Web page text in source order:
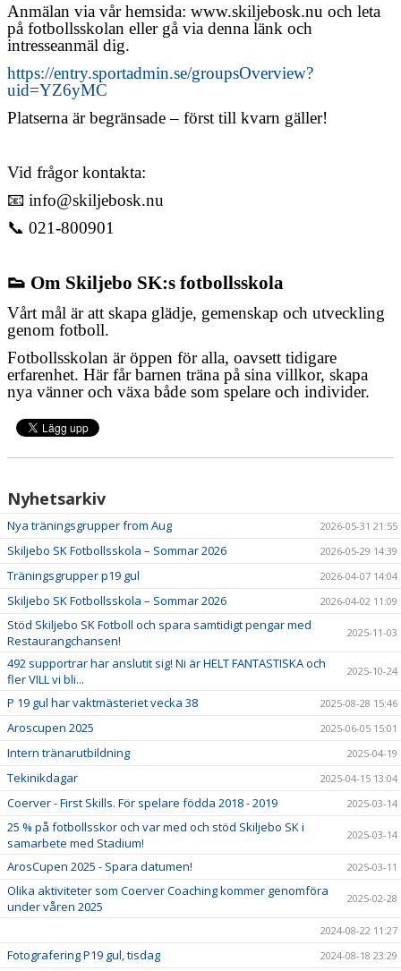
Anmälan via vår hemsida: www.skiljebosk.nu och leta
på fotbollsskolan eller gå via denna länk och
intresseanmäl dig.
https://entry.sportadmin.se/groupsOverview?
uid=YZ6yMC
Platserna är begränsade – först till kvarn gäller!
Vid frågor kontakta:
📧 info@skiljebosk.nu
📞 021-800901
👟 Om Skiljebo SK:s fotbollsskola
Vårt mål är att skapa glädje, gemenskap och utveckling
genom fotboll.
Fotbollsskolan är öppen för alla, oavsett tidigare
erfarenhet. Här får barnen träna på sina villkor, skapa
nya vänner och växa både som spelare och individer.
Nyhetsarkiv
Nya träningsgrupper from Aug 2026-05-31 21:55
Skiljebo SK Fotbollsskola – Sommar 2026 2026-05-29 14:39
Träningsgrupper p19 gul 2026-04-07 14:04
Skiljebo SK Fotbollsskola – Sommar 2026 2026-04-02 11:09
Stöd Skiljebo SK Fotboll och spara samtidigt pengar med
Restaurangchansen!
2025-11-03
492 supportrar har anslutit sig! Ni är HELT FANTASTISKA och
fler VILL vi bli...
2025-10-24
P 19 gul har vaktmästeriet vecka 38 2025-08-28 15:46
Aroscupen 2025 2025-06-05 15:01
Intern tränarutbildning 2025-04-19
Tekinikdagar 2025-04-15 13:04
Coerver - First Skills. För spelare födda 2018 - 2019 2025-03-14
25 % på fotbollsskor och var med och stöd Skiljebo SK i
samarbete med Stadium!
2025-03-14
ArosCupen 2025 - Spara datumen! 2025-03-11
Olika aktiviteter som Coerver Coaching kommer genomföra
under våren 2025
2025-02-28
2024-08-22 11:27
Fotografering P19 gul, tisdag 2024-08-18 23:29